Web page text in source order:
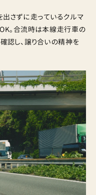
出さずに走っているクルマ
。合流時は本線走行車の
認し、譲り合いの精神を